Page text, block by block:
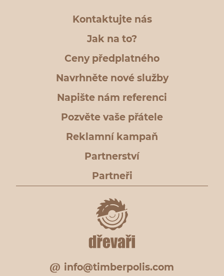
Kontaktujte nás
Jak na to?
Ceny předplatného
Navrhněte nové služby
Napište nám referenci
Pozvěte vaše přátele
Reklamní kampaň
Partnerství
Partneři
info@timberpolis.com